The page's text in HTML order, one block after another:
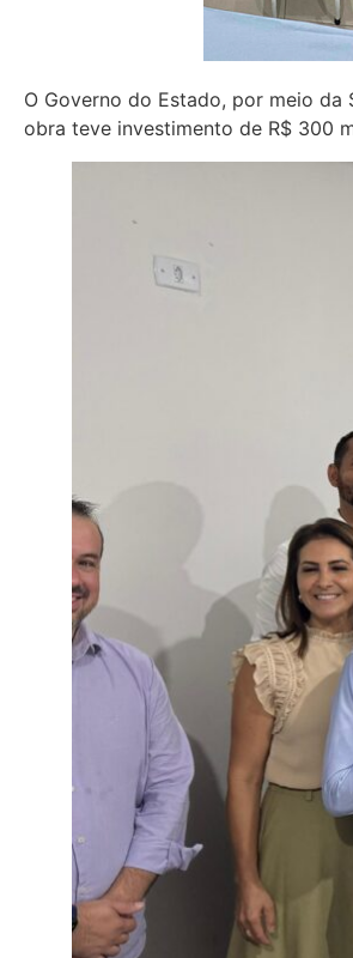
O Governo do Estado, por meio da
obra teve investimento de R$ 300